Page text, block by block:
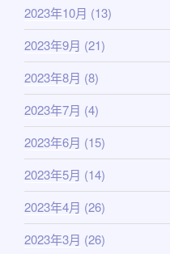
2023年10月 (13)
2023年9月 (21)
2023年8月 (8)
2023年7月 (4)
2023年6月 (15)
2023年5月 (14)
2023年4月 (26)
2023年3月 (26)